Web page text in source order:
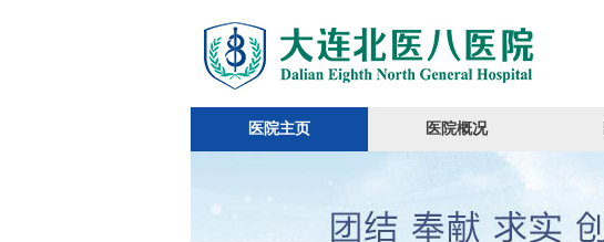
医院主页 医院概况